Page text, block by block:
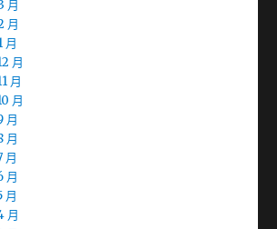
月
月
月
月
月
月
月
月
月
月
月
月